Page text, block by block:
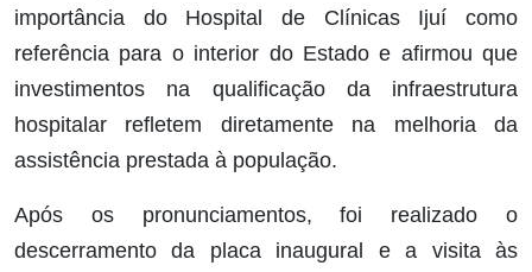
importância do Hospital de Clínicas Ijuí como
referência para o interior do Estado e afirmou que
investimentos na qualificação da infraestrutura
hospitalar refletem diretamente na melhoria da
assistência prestada à população.
Após os pronunciamentos, foi realizado o
descerramento da placa inaugural e a visita às